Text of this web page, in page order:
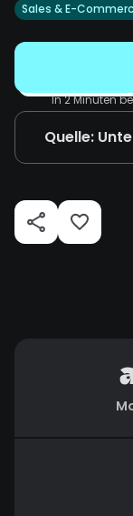
Sales & E-
In 2 Minuten
Quelle: